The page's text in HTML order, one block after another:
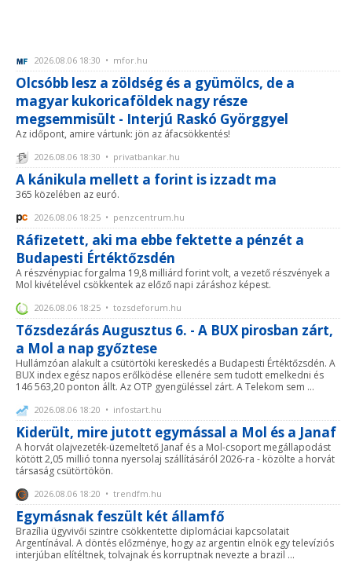
2026.08.06 18:30 • mfor.hu
Olcsóbb lesz a zöldség és a gyümölcs, de a
magyar kukoricaföldek nagy része
megsemmisült - Interjú Raskó Györggyel
Az időpont, amire vártunk: jön az áfacsökkentés!
2026.08.06 18:30 • privatbankar.hu
A kánikula mellett a forint is izzadt ma
365 közelében az euró.
2026.08.06 18:25 • penzcentrum.hu
Ráfizetett, aki ma ebbe fektette a pénzét a
Budapesti Értéktőzsdén
A részvénypiac forgalma 19,8 milliárd forint volt, a vezető részvények a
Mol kivételével csökkentek az előző napi záráshoz képest.
2026.08.06 18:25 • tozsdeforum.hu
Tőzsdezárás Augusztus 6. - A BUX pirosban zárt,
a Mol a nap győztese
Hullámzóan alakult a csütörtöki kereskedés a Budapesti Értéktőzsdén. A
BUX index egész napos erőlködése ellenére sem tudott emelkedni és
146 563,20 ponton állt. Az OTP gyengüléssel zárt. A Telekom sem ...
2026.08.06 18:20 • infostart.hu
Kiderült, mire jutott egymással a Mol és a Janaf
A horvát olajvezeték-üzemeltető Janaf és a Mol-csoport megállapodást
kötött 2,05 millió tonna nyersolaj szállításáról 2026-ra - közölte a horvát
társaság csütörtökön.
2026.08.06 18:20 • trendfm.hu
Egymásnak feszült két államfő
Brazília ügyvivői szintre csökkentette diplomáciai kapcsolatait
Argentínával. A döntés előzménye, hogy az argentin elnök egy televíziós
interjúban elítéltnek, tolvajnak és korruptnak nevezte a brazil ...